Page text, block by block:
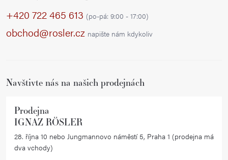
+420 722 465 613 (po-pá: 9:00 - 17:00)
obchod@rosler.cz napište nám kdykoliv
Navštivte nás na našich prodejnách
Prodejna
IGNAZ RÖSLER
28. října 10 nebo Jungmannovo náměstí 5, Praha 1 (prodejna má
dva vchody)